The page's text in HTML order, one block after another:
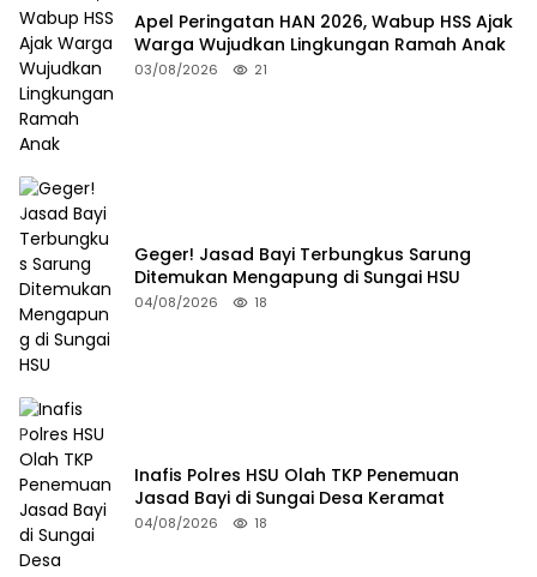
Apel Peringatan HAN 2026, Wabup HSS Ajak
Warga Wujudkan Lingkungan Ramah Anak
03/08/2026 21
Geger! Jasad Bayi Terbungkus Sarung
Ditemukan Mengapung di Sungai HSU
04/08/2026 18
Inafis Polres HSU Olah TKP Penemuan
Jasad Bayi di Sungai Desa Keramat
04/08/2026 18